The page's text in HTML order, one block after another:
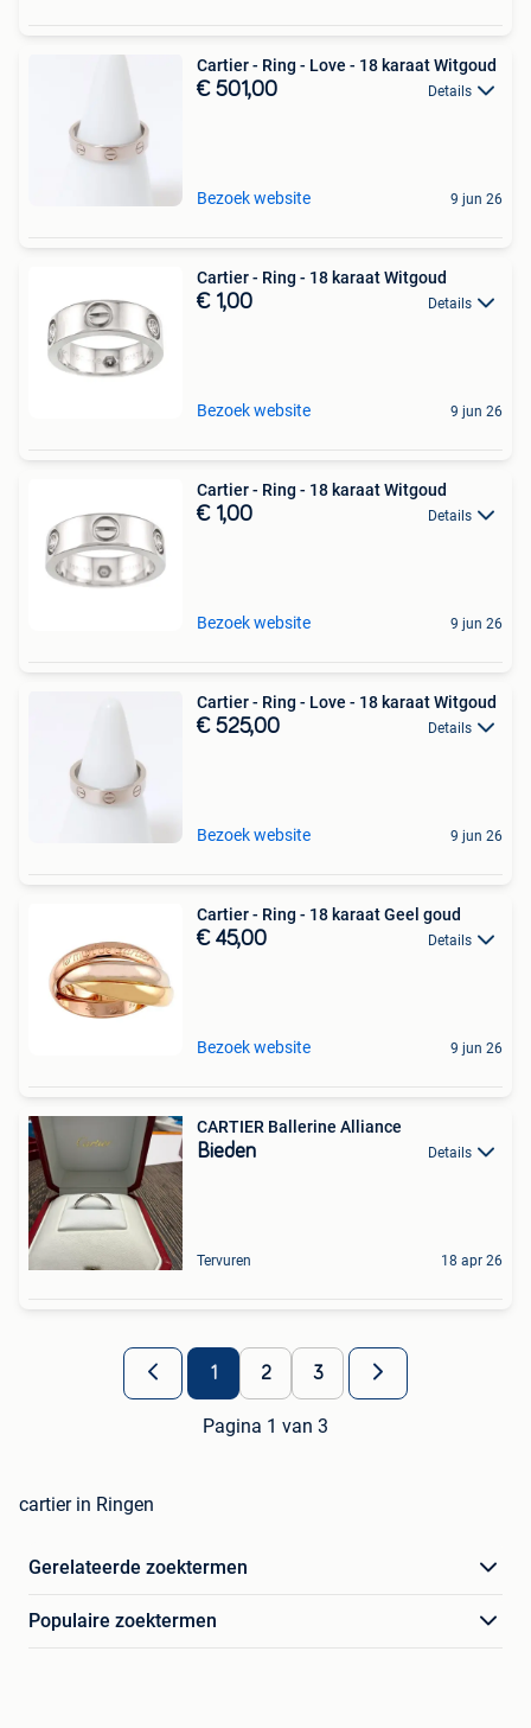
Cartier - Ring - Love - 18 karaat Witgoud
€ 501,00 Details
Bezoek website 9 jun 26
Cartier - Ring - 18 karaat Witgoud
€ 1,00 Details
Bezoek website 9 jun 26
Cartier - Ring - 18 karaat Witgoud
€ 1,00 Details
Bezoek website 9 jun 26
Cartier - Ring - Love - 18 karaat Witgoud
€ 525,00 Details
Bezoek website 9 jun 26
Cartier - Ring - 18 karaat Geel goud
€ 45,00 Details
Bezoek website 9 jun 26
CARTIER Ballerine Alliance
Bieden Details
Tervuren 18 apr 26
1 2 3
Pagina 1 van 3
cartier in Ringen
Gerelateerde zoektermen
Populaire zoektermen